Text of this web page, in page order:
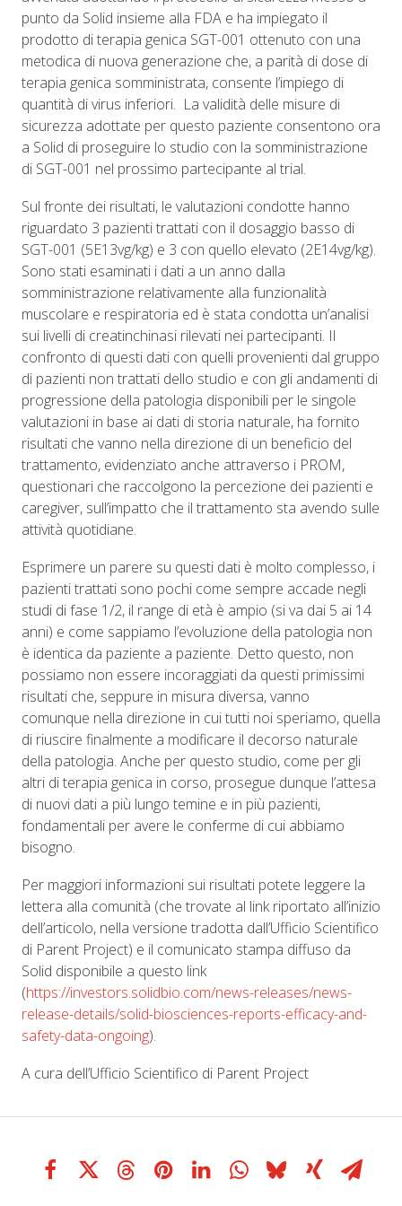
punto da Solid insieme alla FDA e ha impiegato il
prodotto di terapia genica SGT-001 ottenuto con una
metodica di nuova generazione che, a parità di dose di
terapia genica somministrata, consente l’impiego di
quantità di virus inferiori. La validità delle misure di
sicurezza adottate per questo paziente consentono ora
a Solid di proseguire lo studio con la somministrazione
di SGT-001 nel prossimo partecipante al trial.
Sul fronte dei risultati, le valutazioni condotte hanno
riguardato 3 pazienti trattati con il dosaggio basso di
SGT-001 (5E13vg/kg) e 3 con quello elevato (2E14vg/kg).
Sono stati esaminati i dati a un anno dalla
somministrazione relativamente alla funzionalità
muscolare e respiratoria ed è stata condotta un’analisi
sui livelli di creatinchinasi rilevati nei partecipanti. Il
confronto di questi dati con quelli provenienti dal gruppo
di pazienti non trattati dello studio e con gli andamenti di
progressione della patologia disponibili per le singole
valutazioni in base ai dati di storia naturale, ha fornito
risultati che vanno nella direzione di un beneficio del
trattamento, evidenziato anche attraverso i PROM,
questionari che raccolgono la percezione dei pazienti e
caregiver, sull’impatto che il trattamento sta avendo sulle
attività quotidiane.
Esprimere un parere su questi dati è molto complesso, i
pazienti trattati sono pochi come sempre accade negli
studi di fase 1/2, il range di età è ampio (si va dai 5 ai 14
anni) e come sappiamo l’evoluzione della patologia non
è identica da paziente a paziente. Detto questo, non
possiamo non essere incoraggiati da questi primissimi
risultati che, seppure in misura diversa, vanno
comunque nella direzione in cui tutti noi speriamo, quella
di riuscire finalmente a modificare il decorso naturale
della patologia. Anche per questo studio, come per gli
altri di terapia genica in corso, prosegue dunque l’attesa
di nuovi dati a più lungo temine e in più pazienti,
fondamentali per avere le conferme di cui abbiamo
bisogno.
Per maggiori informazioni sui risultati potete leggere la
lettera alla comunità (che trovate al link riportato all’inizio
dell’articolo, nella versione tradotta dall’Ufficio Scientifico
di Parent Project) e il comunicato stampa diffuso da
Solid disponibile a questo link
(https://investors.solidbio.com/news-releases/news-
release-details/solid-biosciences-reports-efficacy-and-
safety-data-ongoing).
A cura dell’Ufficio Scientifico di Parent Project